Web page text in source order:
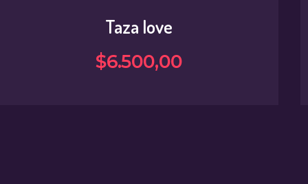
Taza love
$6.500,00